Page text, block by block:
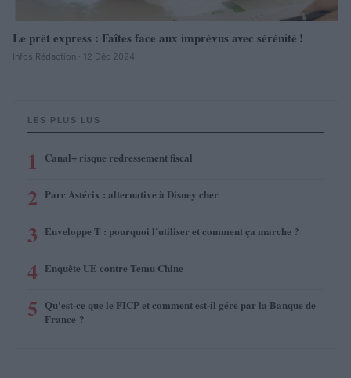
Le prêt express : Faîtes face aux imprévus avec sérénité !
Infos Rédaction · 12 Déc 2024
LES PLUS LUS
1 Canal+ risque redressement fiscal
2 Parc Astérix : alternative à Disney cher
3 Enveloppe T : pourquoi l’utiliser et comment ça marche ?
4 Enquête UE contre Temu Chine
5 Qu'est-ce que le FICP et comment est-il géré par la Banque de
France ?